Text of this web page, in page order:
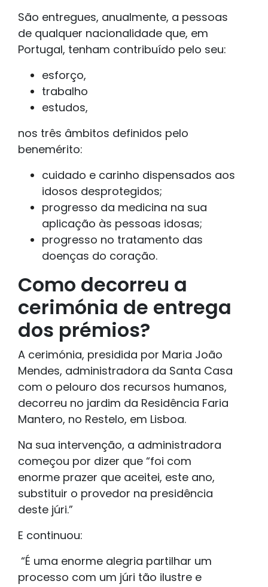
São entregues, anualmente, a pessoas
de qualquer nacionalidade que, em
Portugal, tenham contribuído pelo seu:
esforço,
trabalho
estudos,
nos três âmbitos definidos pelo
benemérito:
cuidado e carinho dispensados aos
idosos desprotegidos;
progresso da medicina na sua
aplicação às pessoas idosas;
progresso no tratamento das
doenças do coração.
Como decorreu a
cerimónia de entrega
dos prémios?
A cerimónia, presidida por Maria João
Mendes, administradora da Santa Casa
com o pelouro dos recursos humanos,
decorreu no jardim da Residência Faria
Mantero, no Restelo, em Lisboa.
Na sua intervenção, a administradora
começou por dizer que “foi com
enorme prazer que aceitei, este ano,
substituir o provedor na presidência
deste júri.”
E continuou:
“É uma enorme alegria partilhar um
processo com um júri tão ilustre e